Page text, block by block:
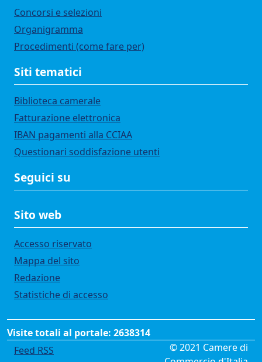
Concorsi e selezioni
Organigramma
Procedimenti (come fare per)
Siti tematici
Biblioteca camerale
Fatturazione elettronica
IBAN pagamenti alla CCIAA
Questionari soddisfazione utenti
Seguici su
Sito web
Accesso riservato
Mappa del sito
Redazione
Statistiche di accesso
Visite totali al portale: 2638314
Menù privacy
Feed RSS
© 2021 Camere di